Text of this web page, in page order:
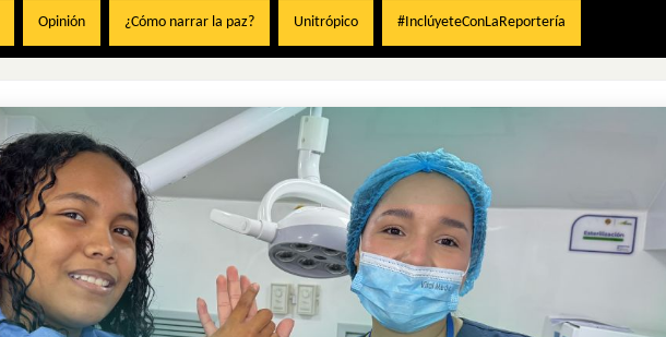
Opinión ¿Cómo narrar la paz? Unitrópico #InclúyeteConLaReportería